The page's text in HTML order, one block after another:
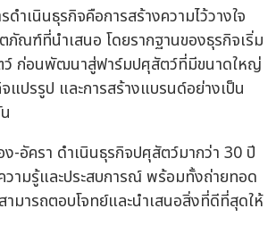
ำเนินธุรกิจคือการสร้างความไว้วางใจ
ภัณฑ์ที่นำเสนอ โดยรากฐานของธุรกิจเริ่ม
ว์ ก่อนพัฒนาสู่ฟาร์มปศุสัตว์ที่มีขนาดใหญ่
แปรรูป และการสร้างแบรนด์อย่างเป็น
-อัครา ดำเนินธุรกิจปศุสัตว์มากว่า 30 ปี
ามรู้และประสบการณ์ พร้อมทั้งถ่ายทอด
มารถตอบโจทย์และนำเสนอสิ่งที่ดีที่สุดให้